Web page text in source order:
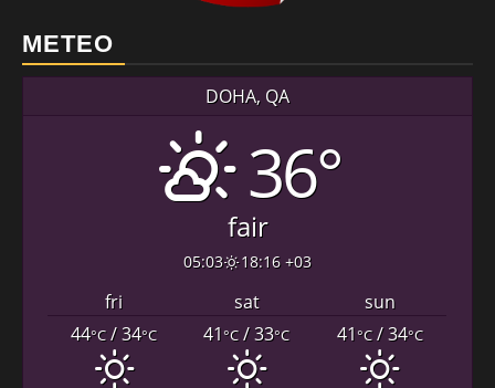
METEO
DOHA, QA
36°
fair
05:03 18:16 +03
fri sat
sun
44°C/ 34°C 41°C/ 33°C 41°C/ 34°C